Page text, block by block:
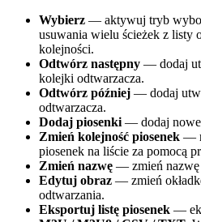
Wybierz — aktywuj tryb
usuwania wielu ścieżek z listy
kolejności.
Odtwórz następny — dodaj
kolejki odtwarzacza.
Odtwórz później — dodaj
odtwarzacza.
Dodaj piosenki — dodaj nowe
Zmień kolejność piosenek —
piosenek na liście za pomocą
Zmień nazwę — zmień nazwę
Edytuj obraz — zmień
odtwarzania.
Eksportuj listę piosenek —